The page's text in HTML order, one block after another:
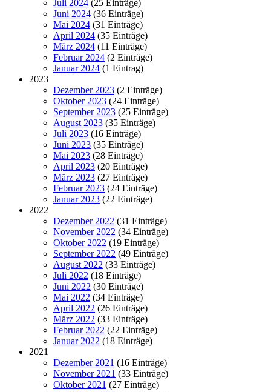
Juli 2024 (25 Einträge)
Juni 2024 (36 Einträge)
Mai 2024 (31 Einträge)
April 2024 (35 Einträge)
März 2024 (11 Einträge)
Februar 2024 (2 Einträge)
Januar 2024 (1 Eintrag)
2023
Dezember 2023 (2 Einträge)
Oktober 2023 (24 Einträge)
September 2023 (25 Einträge)
August 2023 (35 Einträge)
Juli 2023 (16 Einträge)
Juni 2023 (35 Einträge)
Mai 2023 (28 Einträge)
April 2023 (20 Einträge)
März 2023 (27 Einträge)
Februar 2023 (24 Einträge)
Januar 2023 (22 Einträge)
2022
Dezember 2022 (31 Einträge)
November 2022 (34 Einträge)
Oktober 2022 (19 Einträge)
September 2022 (49 Einträge)
August 2022 (33 Einträge)
Juli 2022 (18 Einträge)
Juni 2022 (30 Einträge)
Mai 2022 (34 Einträge)
April 2022 (26 Einträge)
März 2022 (33 Einträge)
Februar 2022 (22 Einträge)
Januar 2022 (18 Einträge)
2021
Dezember 2021 (16 Einträge)
November 2021 (33 Einträge)
Oktober 2021 (27 Einträge)